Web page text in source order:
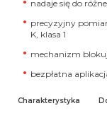
nadaje się do
precyzyjny
K, klasa 1
mechanizm
bezpłatna
Charakterystyka